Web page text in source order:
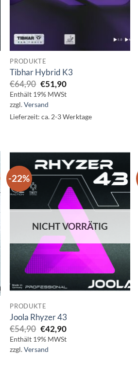
PRODUKTE
Tibhar Hybrid K3
€64,90 Ursprünglicher
Preis
war:
€64,90
€51,90Aktueller
Preis
ist:
Enthält 19% MWSt
zzgl.Versand
Lieferzeit: ca. 2-3 Werktage
-22%
NICHT VORRÄTIG
PRODUKTE
Joola Rhyzer 43
€54,90 Ursprünglicher
Preis
war:
€54,90
€42,90Aktueller
Preis
ist:
Enthält 19% MWSt
zzgl.Versand